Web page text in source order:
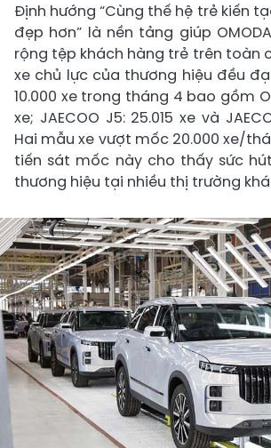
Định hướng “Cùng thế hệ trẻ kiến
đẹp hơn” là nền tảng giúp
rộng tệp khách hàng trẻ trên toàn
xe chủ lực của thương hiệu đều
10.000 xe trong tháng 4 bao gồm
xe; JAECOO J5: 25.015 xe và
Hai mẫu xe vượt mốc 20.000 xe/
tiến sát mốc này cho thấy sức
thương hiệu tại nhiều thị trường